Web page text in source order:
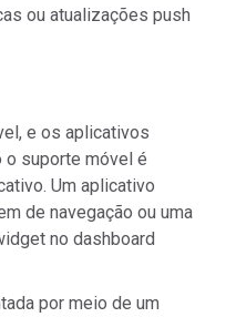
ou atualizações push
e os aplicativos
o suporte móvel é
Um aplicativo
de navegação ou uma
no dashboard
por meio de um